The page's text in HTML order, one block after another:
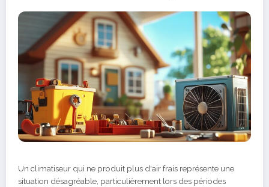
Un climatiseur qui ne produit plus d'air frais représente une
situation désagréable, particulièrement lors des périodes